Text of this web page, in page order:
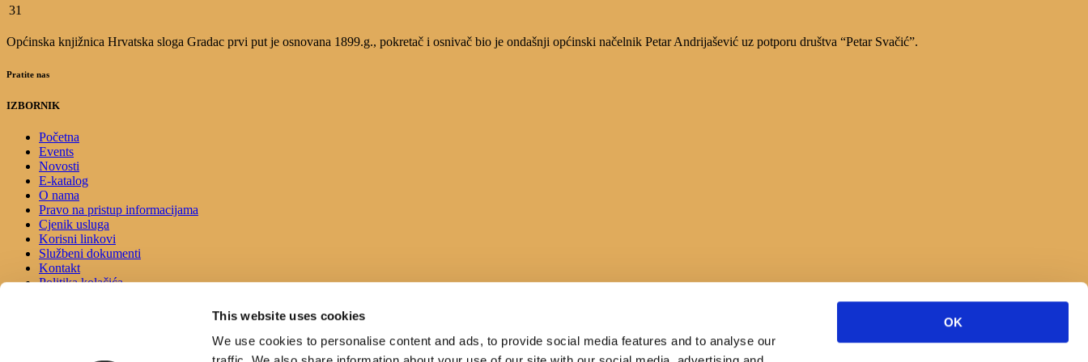
This website uses cookies
We use cookies to personalise content and ads, to provide social media features and to analyse our
OK
31
Općinska knjižnica Hrvatska sloga Gradac prvi put je osnovana 1899.g., pokretač i osnivač bio je ondašnji općinski načelnik Petar Andrijašević uz potporu društva “Petar Svačić”.
Pratite nas
IZBORNIK
Početna
Events
Novosti
E-katalog
O nama
Pravo na pristup informacijama
Cjenik usluga
Korisni linkovi
Službeni dokumenti
Kontakt
Politika kolačića